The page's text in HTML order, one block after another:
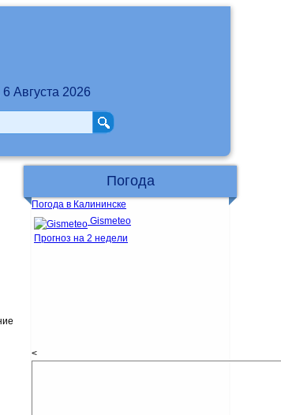
6 Августа 2026
Погода
Погода в Калининске
Gismeteo
Прогноз на 2 недели
<